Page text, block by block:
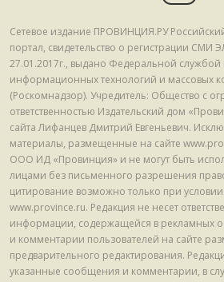
Сетевое издание ПРОВИНЦИЯ.РУ
портал, свидетельство о регистрации СМИ
27.01.2017г., выдано Федеральной службой
информационных технологий и массовых
(Роскомнадзор). Учредитель: Общество с
ответственностью Издательский дом
сайта Лифанцев Дмитрий Евгеньевич.
материалы, размещенные на сайте
ООО ИД «Провинция» и не могут быть
лицами без письменного разрешения
цитирование возможно только при
www.province.ru. Редакция не несет
информации, содержащейся в рекламных
и комментарии пользователей на сайте
предварительного редактирования.
указанные сообщения и комментарии, в